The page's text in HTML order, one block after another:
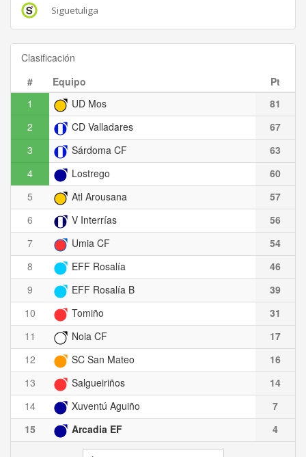
Siguetuliga
Clasificación
#
Equipo
Pt
1
UD Mos
81
2
CD Valladares
67
3
Sárdoma CF
63
4
Lostrego
60
5
Atl Arousana
57
6
V Interrías
56
7
Umia CF
54
8
EFF Rosalía
46
9
EFF Rosalía B
39
10
Tomiño
31
11
Noia CF
17
12
SC San Mateo
16
13
Salgueiriños
14
14
Xuventú Aguiño
7
15
Arcadia EF 4